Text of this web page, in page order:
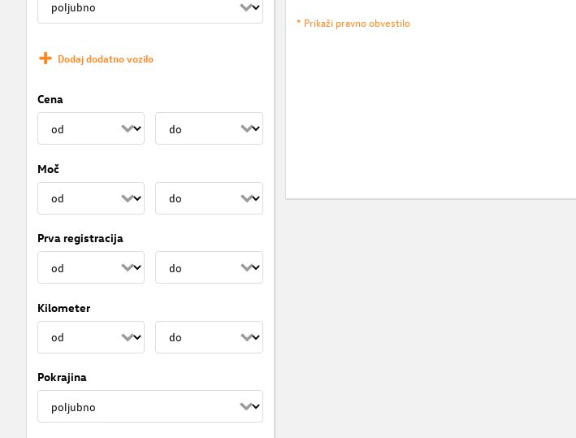
Dodaj dodatno vozilo
Cena
Moč
Prva registracija
Kilometer
Pokrajina
* Prikaži pravno obvestilo